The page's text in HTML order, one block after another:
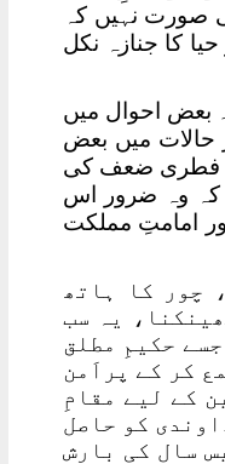
صورت نہیں کہ
کا جنازہ نکل
بعض احوال میں
حالات میں بعض
کے فطری ضعف کی
کہ وہ ضرور اس
امامتِ مملکت
چور کا ہاتھ
یہ سب
حکیمِ مطلق
کر کے پراَمن
کے لیے مقامِ
کو حاصل
سال کی بارش